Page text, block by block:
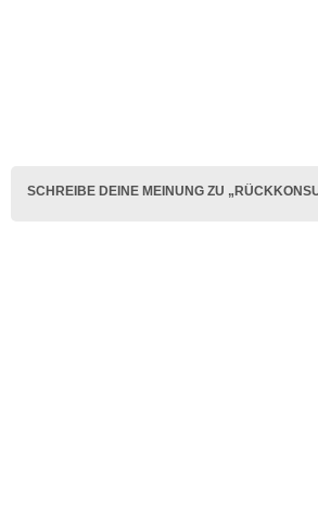
SCHREIBE DEINE MEINUNG ZU